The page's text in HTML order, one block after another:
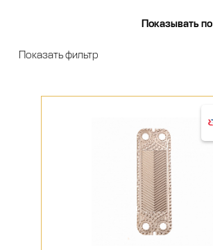
Показывать по
Показать фильтр